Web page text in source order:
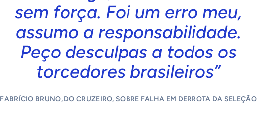
sem força. Foi um erro meu,
assumo a responsabilidade.
Peço desculpas a todos os
torcedores brasileiros”
FABRÍCIO BRUNO, DO CRUZEIRO, SOBRE FALHA EM DERROTA DA SELEÇÃO